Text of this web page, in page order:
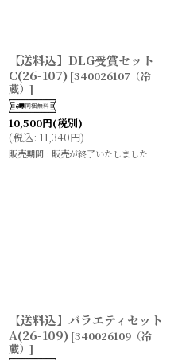
【送料込】DLG受賞セット
C(26-107) [340026107（冷
蔵） ]
10,500円(税別)
(税込: 11,340円)
販売期間 : 販売が終了いたしました
【送料込】バラエティセット
A(26-109) [340026109（冷
蔵） ]